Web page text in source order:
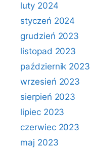
luty 2024
styczeń 2024
grudzień 2023
listopad 2023
październik 2023
wrzesień 2023
sierpień 2023
lipiec 2023
czerwiec 2023
maj 2023